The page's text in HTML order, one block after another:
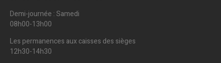
Demi-journée : Samedi
08h00-13h00
Les permanences aux caisses des sièges
12h30-14h30